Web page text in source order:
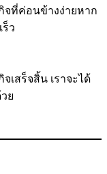
จที่ค่อนข้างง่ายหาก
ว
เสร็จสิ้น เราจะได้
ย